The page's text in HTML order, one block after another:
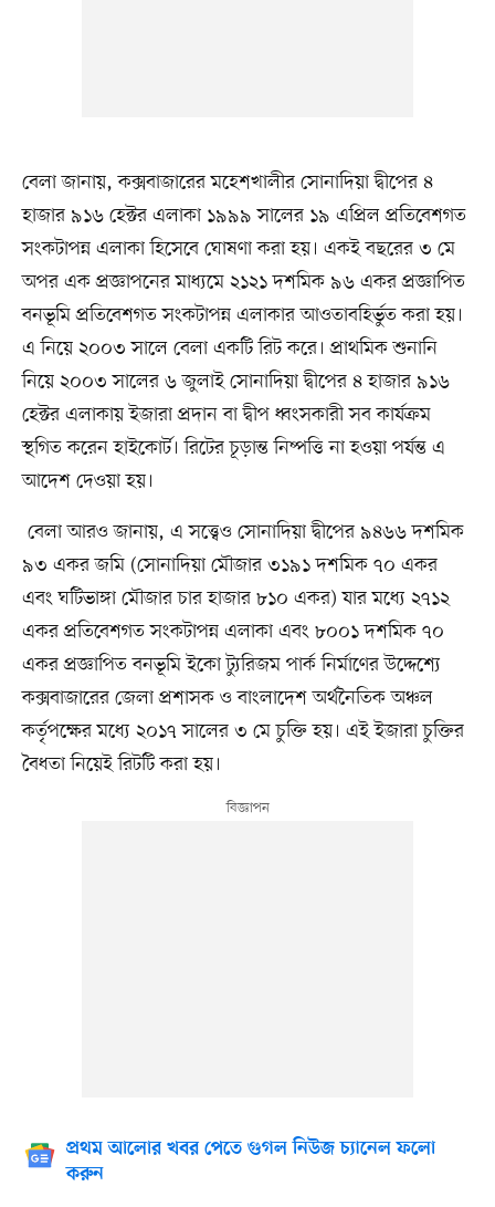
বেলা জানায়, কক্সবাজারের মহেশখালীর সোনাদিয়া দ্বীপের ৪
হাজার ৯১৬ হেক্টর এলাকা ১৯৯৯ সালের ১৯ এপ্রিল প্রতিবেশগত
সংকটাপন্ন এলাকা হিসেবে ঘোষণা করা হয়। একই বছরের ৩ মে
অপর এক প্রজ্ঞাপনের মাধ্যমে ২১২১ দশমিক ৯৬ একর প্রজ্ঞাপিত
বনভূমি প্রতিবেশগত সংকটাপন্ন এলাকার আওতাবহির্ভুত করা হয়।
এ নিয়ে ২০০৩ সালে বেলা একটি রিট করে। প্রাথমিক শুনানি
নিয়ে ২০০৩ সালের ৬ জুলাই সোনাদিয়া দ্বীপের ৪ হাজার ৯১৬
হেক্টর এলাকায় ইজারা প্রদান বা দ্বীপ ধ্বংসকারী সব কার্যক্রম
স্থগিত করেন হাইকোর্ট। রিটের চূড়ান্ত নিষ্পত্তি না হওয়া পর্যন্ত এ
আদেশ দেওয়া হয়।
বেলা আরও জানায়, এ সত্ত্বেও সোনাদিয়া দ্বীপের ৯৪৬৬ দশমিক
৯৩ একর জমি (সোনাদিয়া মৌজার ৩১৯১ দশমিক ৭০ একর
এবং ঘটিভাঙ্গা মৌজার চার হাজার ৮১০ একর) যার মধ্যে ২৭১২
একর প্রতিবেশগত সংকটাপন্ন এলাকা এবং ৮০০১ দশমিক ৭০
একর প্রজ্ঞাপিত বনভূমি ইকো ট্যুরিজম পার্ক নির্মাণের উদ্দেশ্যে
কক্সবাজারের জেলা প্রশাসক ও বাংলাদেশ অর্থনৈতিক অঞ্চল
কর্তৃপক্ষের মধ্যে ২০১৭ সালের ৩ মে চুক্তি হয়। এই ইজারা চুক্তির
বৈধতা নিয়েই রিটটি করা হয়।
প্রথম আলোর খবর পেতে গুগল নিউজ চ্যানেল ফলো
করুন